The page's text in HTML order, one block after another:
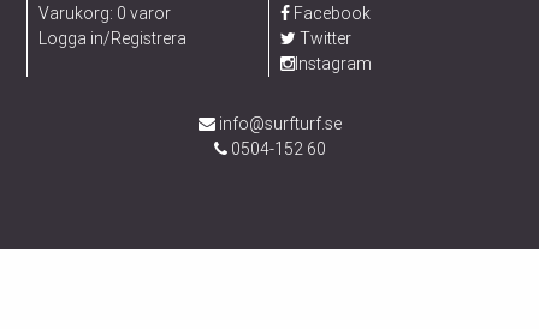
Varukorg: 0 varor
Logga in/Registrera
Facebook
Twitter
Instagram
info@surfturf.se
0504-152 60